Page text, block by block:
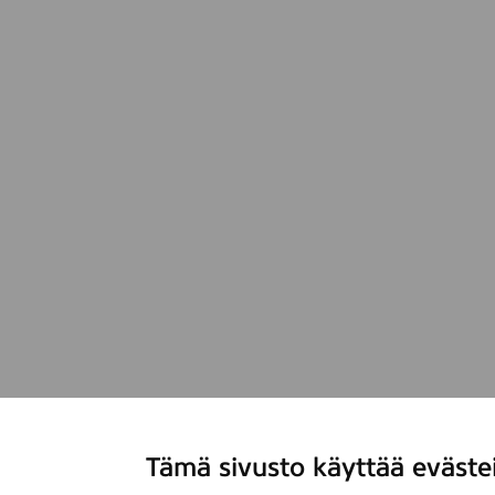
Tämä sivusto käyttää